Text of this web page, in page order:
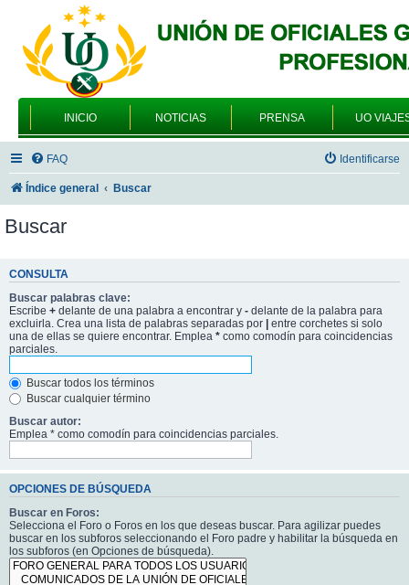
INICIO NOTICIAS PRENSA UO
FAQ Identificarse
Índice general Buscar
Buscar
CONSULTA
Buscar palabras clave:
Escribe + delante de una palabra a encontrar y - delante de la palabra para
excluirla. Crea una lista de palabras separadas por | entre corchetes si solo
una de ellas se quiere encontrar. Emplea * como comodín para coincidencias
parciales.
Buscar todos los términos
Buscar cualquier término
Buscar autor:
Emplea * como comodín para coincidencias parciales.
OPCIONES DE BÚSQUEDA
Buscar en Foros:
Selecciona el Foro o Foros en los que deseas buscar. Para agilizar puedes
buscar en los subforos seleccionando el Foro padre y habilitar la búsqueda en
los subforos (en Opciones de búsqueda).